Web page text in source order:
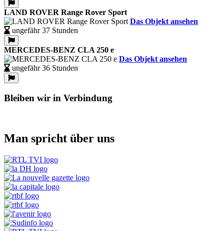
LAND ROVER Range Rover Sport
Das Objekt ansehen
ungefähr 37 Stunden
MERCEDES-BENZ CLA 250 e
Das Objekt ansehen
ungefähr 36 Stunden
Bleiben wir in Verbindung
Man spricht über uns